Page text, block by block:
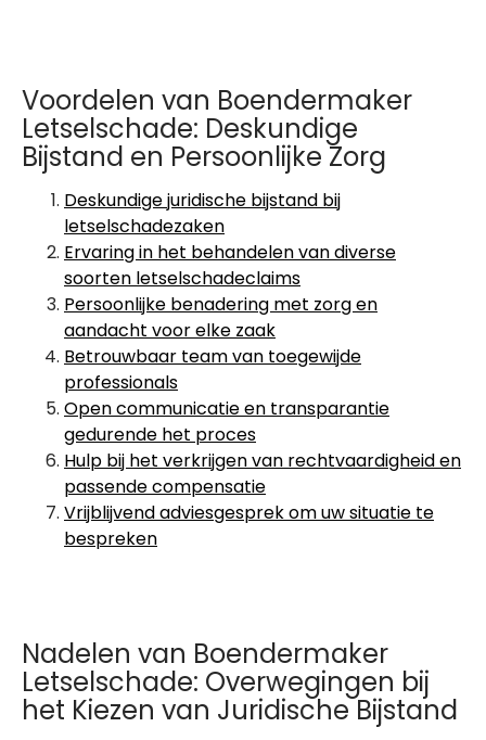
Voordelen van Boendermaker
Letselschade: Deskundige
Bijstand en Persoonlijke Zorg
Deskundige juridische bijstand bij
letselschadezaken
Ervaring in het behandelen van diverse
soorten letselschadeclaims
Persoonlijke benadering met zorg en
aandacht voor elke zaak
Betrouwbaar team van toegewijde
professionals
Open communicatie en transparantie
gedurende het proces
Hulp bij het verkrijgen van rechtvaardigheid en
passende compensatie
Vrijblijvend adviesgesprek om uw situatie te
bespreken
Nadelen van Boendermaker
Letselschade: Overwegingen bij
het Kiezen van Juridische Bijstand